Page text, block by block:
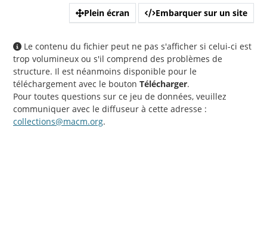
Plein écran Embarquer sur un site
Le contenu du fichier peut ne pas s'afficher si celui-ci est
trop volumineux ou s'il comprend des problèmes de
structure. Il est néanmoins disponible pour le
téléchargement avec le bouton Télécharger.
Pour toutes questions sur ce jeu de données, veuillez
communiquer avec le diffuseur à cette adresse :
collections@macm.org.